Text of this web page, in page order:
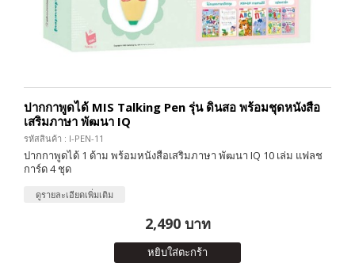
ปากกาพูดได้ MIS Talking Pen รุ่น ดินสอ พร้อมชุดหนังสือ
เสริมภาษา พัฒนา IQ
รหัสสินค้า : I-PEN-11
ปากกาพูดได้ 1 ด้าม พร้อมหนังสือเสริมภาษา พัฒนา IQ 10 เล่ม แฟลช
การ์ด 4 ชุด
ดูรายละเอียดเพิ่มเติม
2,490 บาท
หยิบใส่ตะกร้า